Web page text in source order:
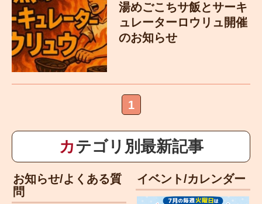
湯めごこちサ飯とサーキ
ュレーターロウリュ開催
のお知らせ
1
カテゴリ別最新記事
お知らせ/よくある質
問
イベント/カレンダー